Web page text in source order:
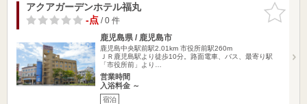
お気に入
りに追加
アクアガーデンホテル福丸
-点/ 0 件
鹿児島県 / 鹿児島市
鹿児島中央駅前駅2.01km 市役所前駅260m
ＪＲ鹿児島駅より徒歩10分。路面電車、バス、最寄り駅
「市役所前」より…
営業時間
入浴料金 ～
宿泊